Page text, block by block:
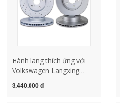
Hành lang thích ứng với
Volkswagen Langxing
Đĩa phanh Santana Haona
3,440,000 đ